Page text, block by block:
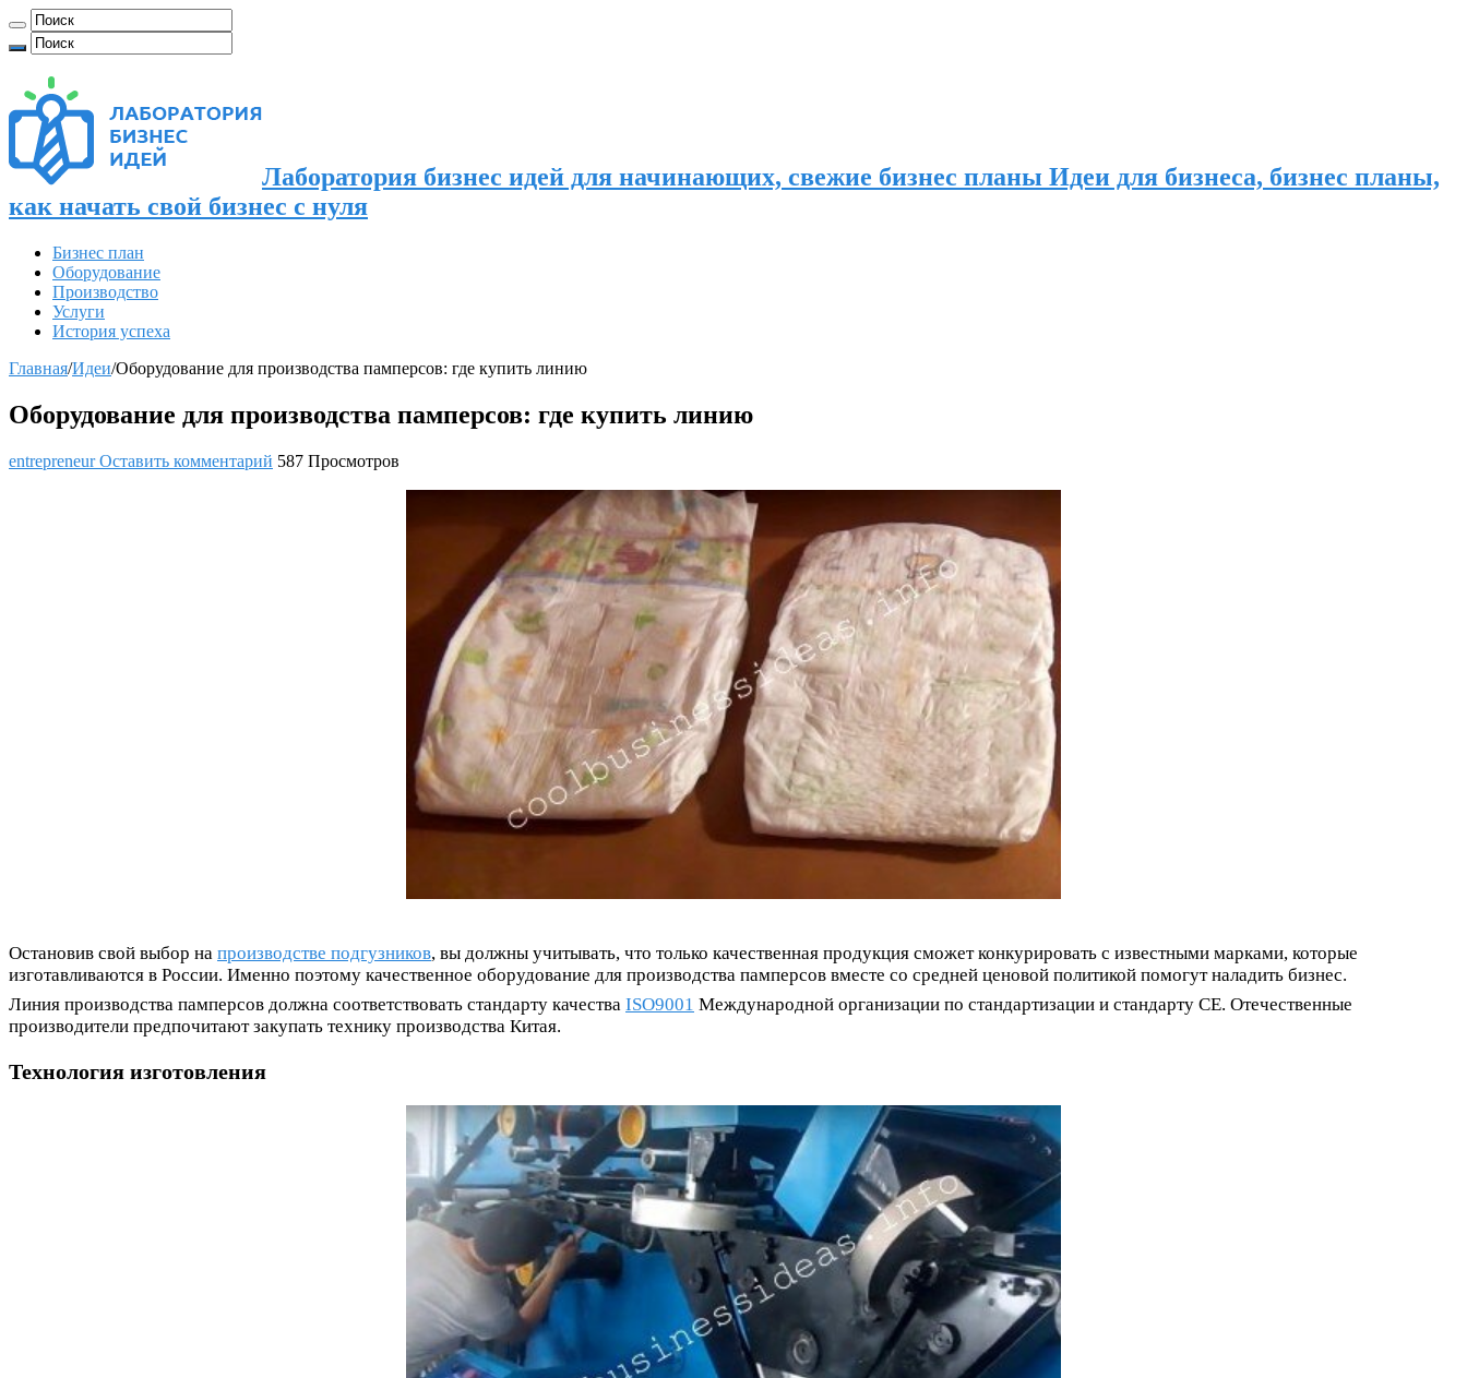
Лаборатория бизнес идей для начинающих, свежие бизнес планы Идеи для бизнеса, бизнес планы,
как начать свой бизнес с нуля
Бизнес план
Оборудование
Производство
Услуги
История успеха
Главная/Идеи/Оборудование для производства памперсов: где купить линию
Оборудование для производства памперсов: где купить линию
entrepreneurОставить комментарий 587 Просмотров
Остановив свой выбор на производстве подгузников, вы должны учитывать, что только качественная продукция сможет конкурировать с известными марками, которые
изготавливаются в России. Именно поэтому качественное оборудование для производства памперсов вместе со средней ценовой политикой помогут наладить бизнес.
Линия производства памперсов должна соответствовать стандарту качества ISO9001 Международной организации по стандартизации и стандарту СЕ. Отечественные
производители предпочитают закупать технику производства Китая.
Технология изготовления